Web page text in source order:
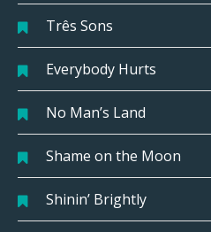
Três Sons
Everybody Hurts
No Man’s Land
Shame on the Moon
Shinin’ Brightly